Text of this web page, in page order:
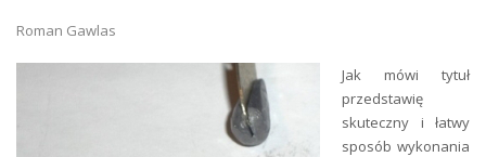
Roman Gawlas
Jak mówi tytuł
przedstawię
skuteczny i łatwy
sposób wykonania